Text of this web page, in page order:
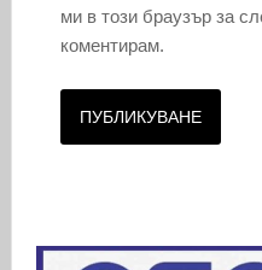
ми в този браузър за
коментирам.